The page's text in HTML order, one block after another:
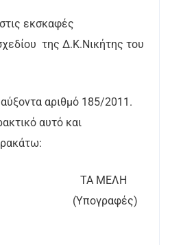
εκσκαφές
της Δ.Κ.Νικήτης του
αριθμό 185/2011.
αυτό και
ΤΑ ΜΕΛΗ
(Υπογραφές)